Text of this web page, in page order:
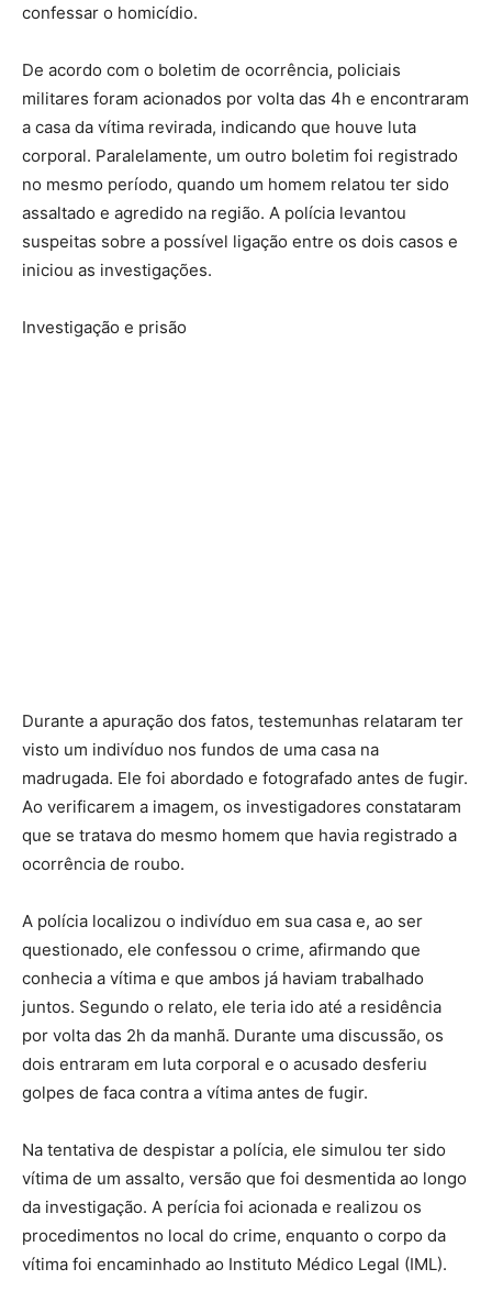
confessar o homicídio.
De acordo com o boletim de ocorrência, policiais
militares foram acionados por volta das 4h e encontraram
a casa da vítima revirada, indicando que houve luta
corporal. Paralelamente, um outro boletim foi registrado
no mesmo período, quando um homem relatou ter sido
assaltado e agredido na região. A polícia levantou
suspeitas sobre a possível ligação entre os dois casos e
iniciou as investigações.
Investigação e prisão
Durante a apuração dos fatos, testemunhas relataram ter
visto um indivíduo nos fundos de uma casa na
madrugada. Ele foi abordado e fotografado antes de fugir.
Ao verificarem a imagem, os investigadores constataram
que se tratava do mesmo homem que havia registrado a
ocorrência de roubo.
A polícia localizou o indivíduo em sua casa e, ao ser
questionado, ele confessou o crime, afirmando que
conhecia a vítima e que ambos já haviam trabalhado
juntos. Segundo o relato, ele teria ido até a residência
por volta das 2h da manhã. Durante uma discussão, os
dois entraram em luta corporal e o acusado desferiu
golpes de faca contra a vítima antes de fugir.
Na tentativa de despistar a polícia, ele simulou ter sido
vítima de um assalto, versão que foi desmentida ao longo
da investigação. A perícia foi acionada e realizou os
procedimentos no local do crime, enquanto o corpo da
vítima foi encaminhado ao Instituto Médico Legal (IML).